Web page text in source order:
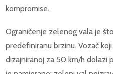
kompromise.
Ograničenje zelenog vala je
predefiniranu brzinu. Vozač
dizajniranoj za 50 km/h dolazi